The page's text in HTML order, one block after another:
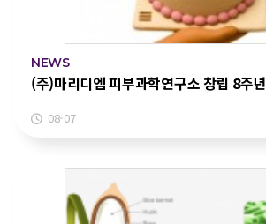
NEWS
(주)마리디엠 피부과학연구소 창립 8주년
08-07